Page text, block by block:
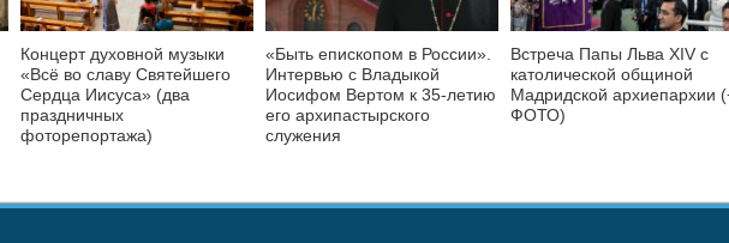
Концерт духовной музыки
«Всё во славу Святейшего
Сердца Иисуса» (два
праздничных
фоторепортажа)
«Быть епископом в России».
Интервью с Владыкой
Иосифом Вертом к 35-летию
его архипастырского
служения
Встреча Папы Льва XIV с
католической общиной
Мадридской архиепархии
ФОТО)